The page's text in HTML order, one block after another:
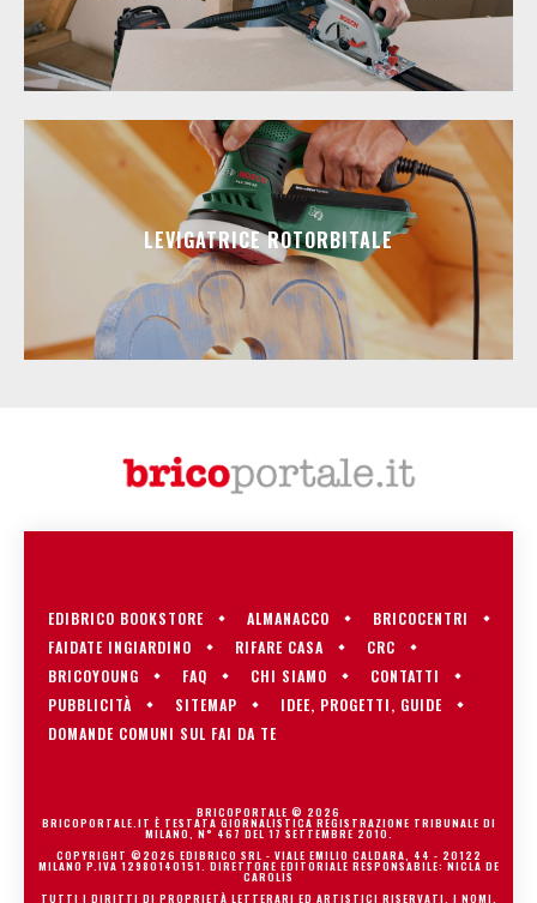
LEVIGATRICE ROTORBITALE
EDIBRICO BOOKSTORE ALMANACCO
BRICOCENTRI
FAIDATE INGIARDINO
RIFARE CASA
CRC
BRICOYOUNG
FAQ CHI SIAMO
CONTATTI
PUBBLICITÀ
SITEMAP
IDEE, PROGETTI, GUIDE
DOMANDE COMUNI SUL FAI DA TE
BRICOPORTALE © 2026
BRICOPORTALE.IT È TESTATA GIORNALISTICA REGISTRAZIONE TRIBUNALE DI
MILANO, N° 467 DEL 17 SETTEMBRE 2010.
COPYRIGHT ©2026 EDIBRICO SRL - VIALE EMILIO CALDARA, 44 - 20122
MILANO P.IVA 12980140151. DIRETTORE EDITORIALE RESPONSABILE: NICLA DE
CAROLIS
TUTTI I DIRITTI DI PROPRIETÀ LETTERARI ED ARTISTICI RISERVATI. I NOMI,